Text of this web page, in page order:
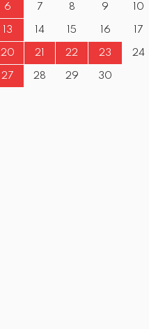
6 7 8 9 10
13 14 15 16 17
20 21 22 23 24
27 28 29 30